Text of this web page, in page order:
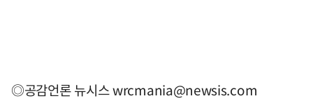
◎공감언론 뉴시스wrcmania@newsis.com